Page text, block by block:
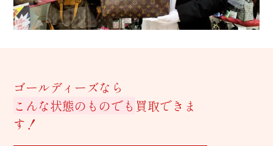
ゴールディーズなら
こんな状態のものでも 買取できま
す！